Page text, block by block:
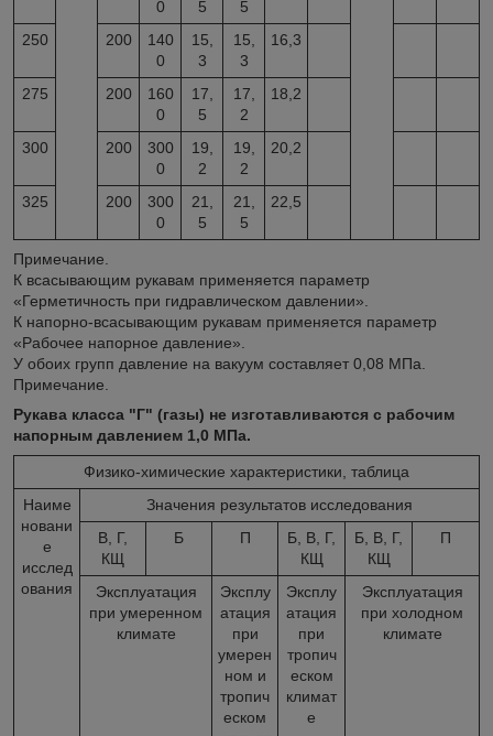
0 5
5
250
200
140
0
15,
3
15,
3
16,3
275 200
160
0
17,
5
17,
2
18,2
300 200
300
0
19,
2
19,
2
20,2
325 200
300
0
21,
5
21,
5
22,5
Примечание.
К всасывающим рукавам применяется параметр
«Герметичность при гидравлическом давлении».
К напорно-всасывающим рукавам применяется параметр
«Рабочее напорное давление».
У обоих групп давление на вакуум составляет 0,08 МПа.
Примечание.
Рукава класса "Г" (газы) не изготавливаются с рабочим
напорным давлением 1,0 МПа.
Физико-химические характеристики, таблица
Наиме
новани
е
исслед
ования
Значения результатов исследования
В, Г,
КЩ
Б П
Б, В, Г,
КЩ
Б, В, Г,
КЩ
П
Эксплуатация
при умеренном
климате
Эксплу
атация
при
умерен
ном и
тропич
еском
Эксплу
атация
при
тропич
еском
климат
е
Эксплуатация
при холодном
климате